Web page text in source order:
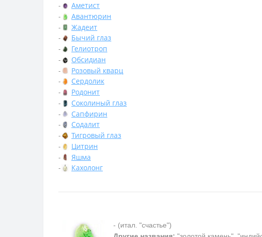
-
Аметист
-
Авантюрин
-
Жадеит
-
Бычий глаз
-
Гелиотроп
-
Обсидиан
-
Розовый кварц
-
Сердолик
-
Родонит
-
Соколиный глаз
-
Сапфирин
-
Содалит
-
Тигровый глаз
-
Цитрин
-
Яшма
-
Кахолонг
- (итал. "счастье")